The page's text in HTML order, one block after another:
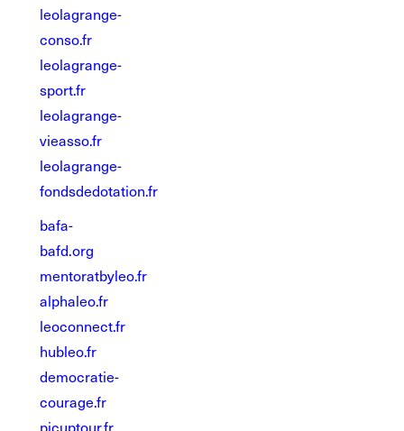
leolagrange-
conso.fr
leolagrange-
sport.fr
leolagrange-
vieasso.fr
leolagrange-
fondsdedotation.fr
bafa-
bafd.org
mentoratbyleo.fr
alphaleo.fr
leoconnect.fr
hubleo.fr
democratie-
courage.fr
picuptour.fr